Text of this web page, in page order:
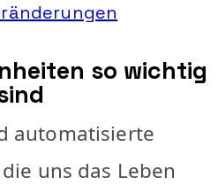
so wichtig
automatisierte
uns das Leben